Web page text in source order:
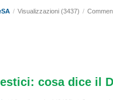
/ Visualizzazioni (3437) /
cosa dice il